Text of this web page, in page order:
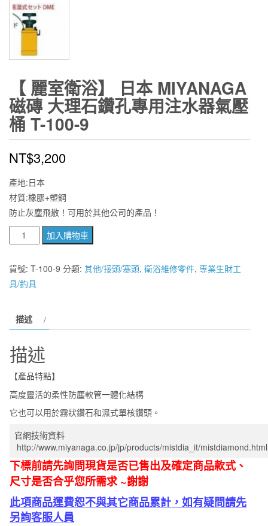
【 麗室衛浴】 日本 MIYANAGA
磁磚 大理石鑽孔專用注水器氣壓
桶 T-100-9
NT$3,200
產地:日本
材質:橡膠+塑鋼
防止灰塵飛散！可用於其他公司的產品！
麗
室
衛
本
磁
大
理
石
孔
用
注
水
器
加入購物車
貨號: T-100-9 分類: 其他/接頭/塞頭, 衛浴維修零件, 專業生財工
具/釣具
描述
描述
【產品特點】
高度靈活的柔性防塵軟管一體化結構
它也可以用於霧狀鑽石和濕式單核鑽頭。
官網技術資料
http://www.miyanaga.co.jp/jp/products/mistdia_it/mistdiamond.html
下標前請先詢問現貨是否已售出及確定商品款式、
尺寸是否合乎您所需求 ~謝謝
此項商品運費恕不與其它商品累計，如有疑問請先
另詢客服人員